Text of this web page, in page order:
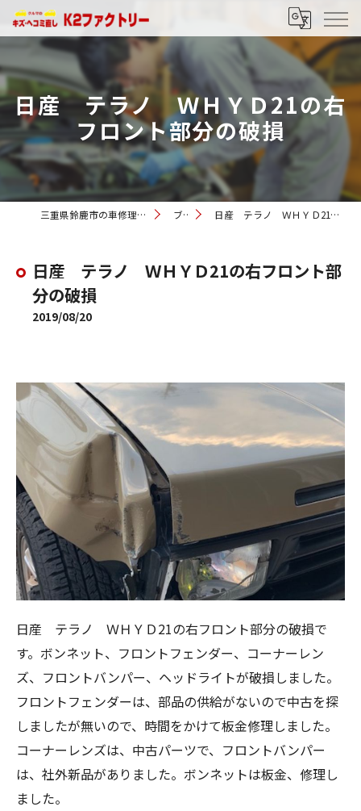
日産 テラノ ＷＨＹＤ21の右
フロント部分の破損
三重県鈴鹿市の車修理ならK2ファクトリー ブログ 日産 テラノ ＷＨＹＤ21の右フロント部分の破損
日産 テラノ ＷＨＹＤ21の右フロント部
分の破損
2019/08/20
日産 テラノ ＷＨＹＤ21の右フロント部分の破損で
す。ボンネット、フロントフェンダー、コーナーレン
ズ、フロントバンパー、ヘッドライトが破損しました。
フロントフェンダーは、部品の供給がないので中古を探
しましたが無いので、時間をかけて板金修理しました。
コーナーレンズは、中古パーツで、フロントバンパー
は、社外新品がありました。ボンネットは板金、修理し
ました。